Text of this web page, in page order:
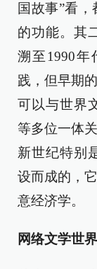
国故事”看
的功能。其
溯至1990
践，但早期
可以与世界
等多位一体
新世纪特别
设而成的，
意经济学。
网络文学世